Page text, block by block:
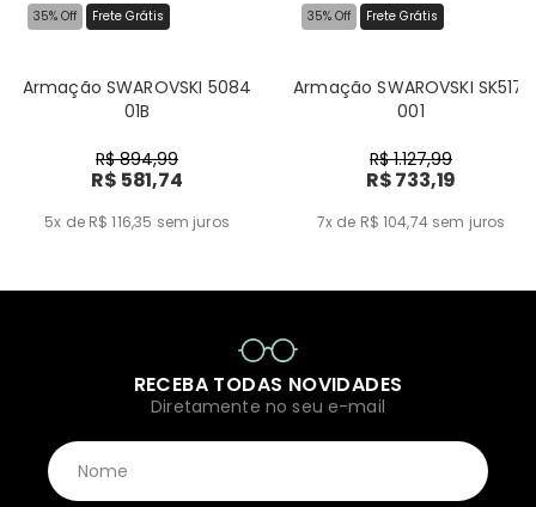
35% Off Frete Grátis
Armação SWAROVSKI 5084
01B
R$ 894,99
R$ 581,74
5x de R$ 116,35 sem juros
35% Off Frete Grátis
Armação SWAROVSKI SK5171
001
R$ 1.127,99
R$ 733,19
7x de R$ 104,74 sem juros
RECEBA TODAS NOVIDADES
Diretamente no seu e-mail